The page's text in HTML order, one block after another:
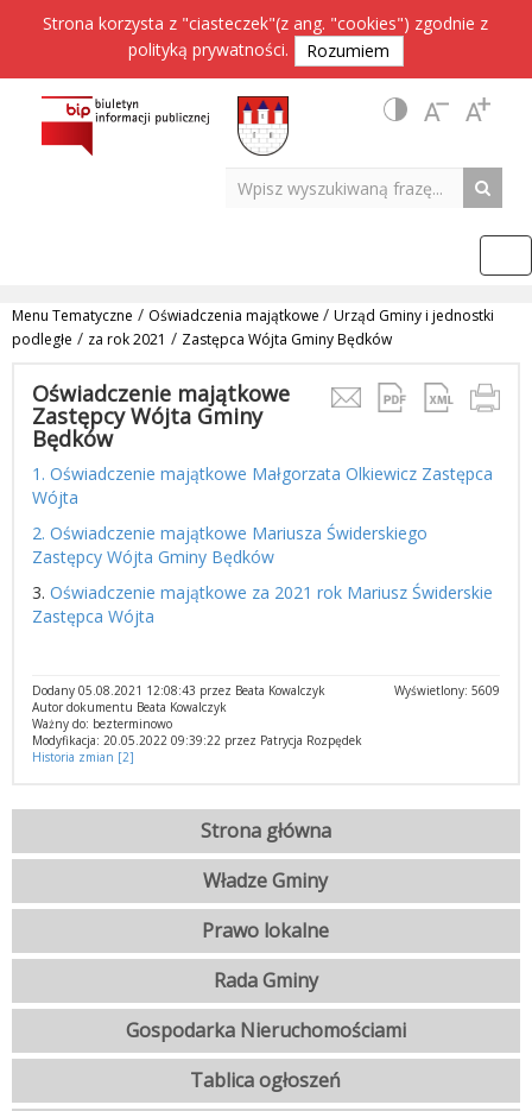
Strona korzysta z "ciasteczek"(z ang. "cookies") zgodnie z
polityką prywatności. Rozumiem
Menu Tematyczne / Oświadczenia majątkowe / Urząd Gminy i jednostki
podległe / za rok 2021 / Zastępca Wójta Gminy Będków
Oświadczenie majątkowe
Zastępcy Wójta Gminy
Będków
1. Oświadczenie majątkowe Małgorzata Olkiewicz Zastępca
Wójta
2. Oświadczenie majątkowe Mariusza Świderskiego
Zastępcy Wójta Gminy Będków
3. Oświadczenie majątkowe za 2021 rok Mariusz Świderskie
Zastępca Wójta
Wyświetlony: 5609
Dodany 05.08.2021 12:08:43 przez Beata Kowalczyk
Autor dokumentu Beata Kowalczyk
Ważny do: bezterminowo
Modyfikacja: 20.05.2022 09:39:22 przez Patrycja Rozpędek
Historia zmian [2]
Strona główna
Władze Gminy
Prawo lokalne
Rada Gminy
Gospodarka Nieruchomościami
Tablica ogłoszeń